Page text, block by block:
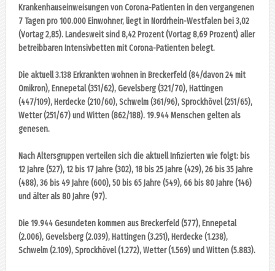
Krankenhauseinweisungen von Corona-Patienten in den vergangenen
7 Tagen pro 100.000 Einwohner, liegt in Nordrhein-Westfalen bei 3,02
(Vortag 2,85). Landesweit sind 8,42 Prozent (Vortag 8,69 Prozent) aller
betreibbaren Intensivbetten mit Corona-Patienten belegt.
Die aktuell 3.138 Erkrankten wohnen in Breckerfeld (84/davon 24 mit
Omikron), Ennepetal (351/62), Gevelsberg (321/70), Hattingen
(447/109), Herdecke (210/60), Schwelm (361/96), Sprockhövel (251/65),
Wetter (251/67) und Witten (862/188). 19.944 Menschen gelten als
genesen.
Nach Altersgruppen verteilen sich die aktuell Infizierten wie folgt: bis
12 Jahre (527), 12 bis 17 Jahre (302), 18 bis 25 Jahre (429), 26 bis 35 Jahre
(488), 36 bis 49 Jahre (600), 50 bis 65 Jahre (549), 66 bis 80 Jahre (146)
und älter als 80 Jahre (97).
Die 19.944 Gesundeten kommen aus Breckerfeld (577), Ennepetal
(2.006), Gevelsberg (2.039), Hattingen (3.251), Herdecke (1.238),
Schwelm (2.109), Sprockhövel (1.272), Wetter (1.569) und Witten (5.883).